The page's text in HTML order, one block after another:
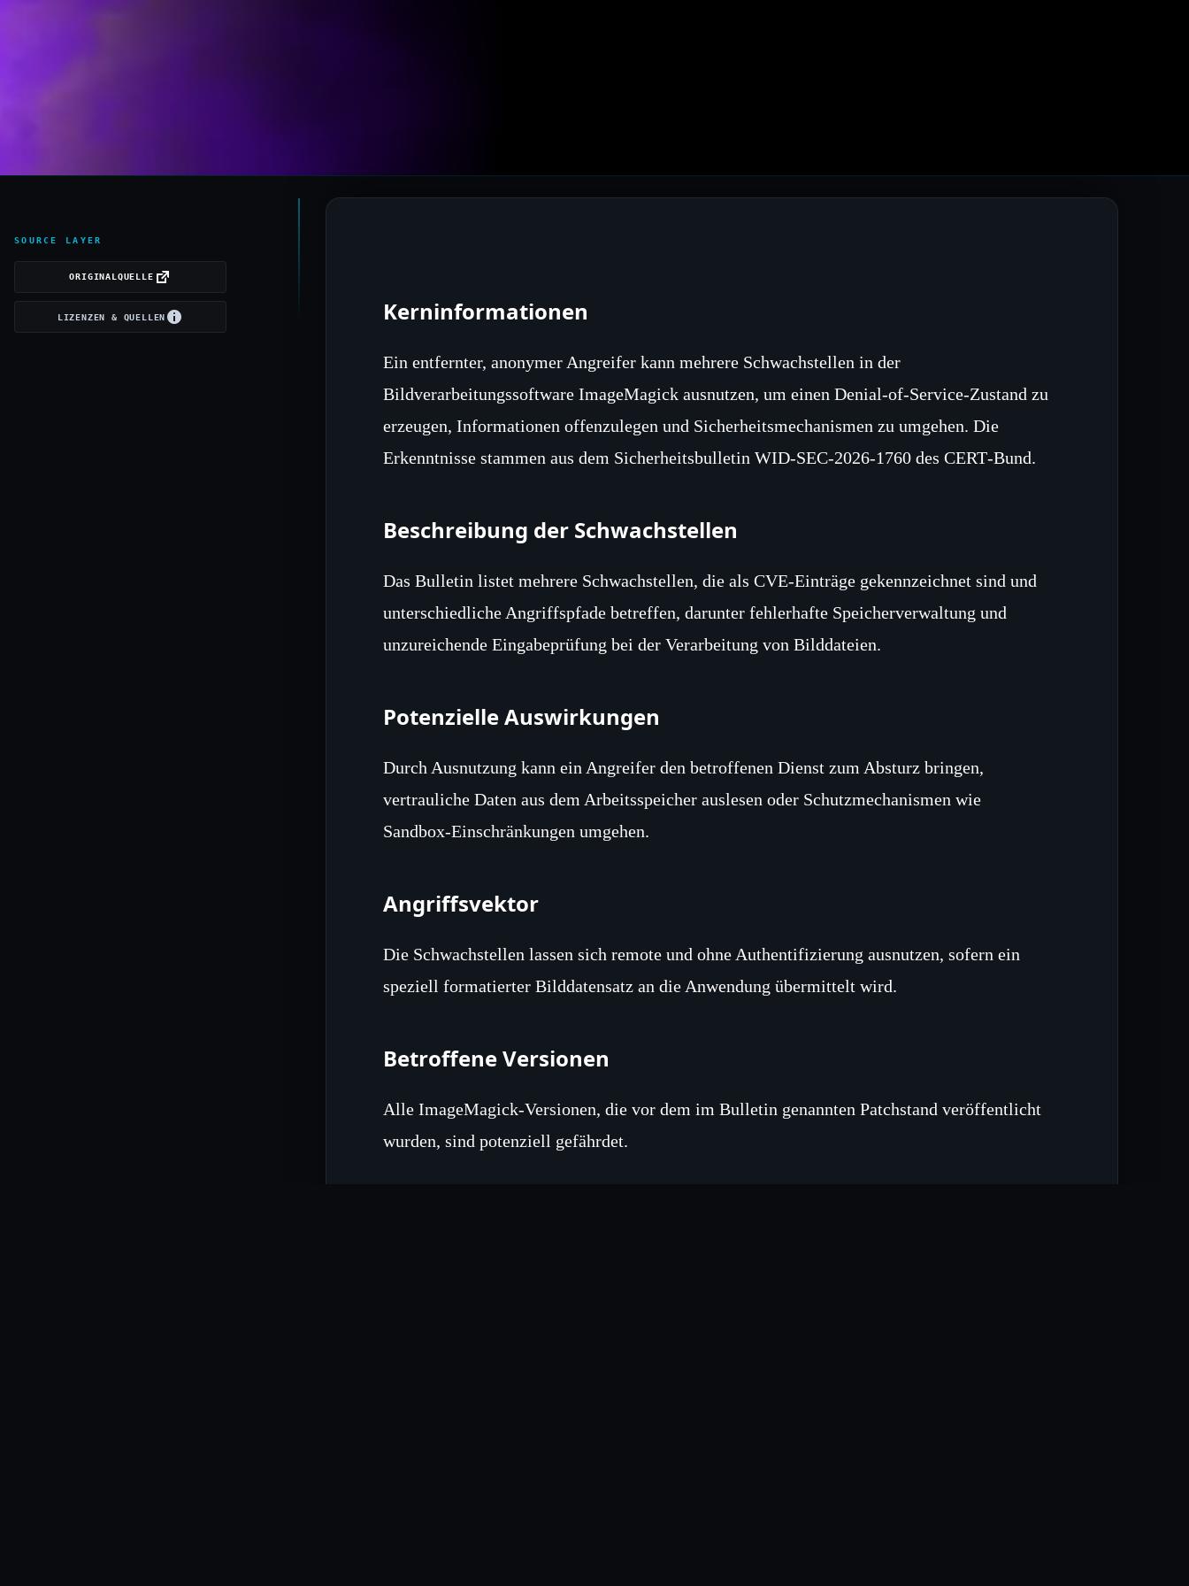
SOURCE LAYER
ORIGINALQUELLE
LIZENZEN & QUELLEN Kerninformationen
Ein entfernter, anonymer Angreifer kann mehrere Schwachstellen in der
Bildverarbeitungssoftware ImageMagick ausnutzen, um einen Denial‑of‑Service‑Zustand zu
erzeugen, Informationen offenzulegen und Sicherheitsmechanismen zu umgehen. Die
Erkenntnisse stammen aus dem Sicherheitsbulletin WID‑SEC‑2026‑1760 des CERT‑Bund.
Beschreibung der Schwachstellen
Das Bulletin listet mehrere Schwachstellen, die als CVE‑Einträge gekennzeichnet sind und
unterschiedliche Angriffspfade betreffen, darunter fehlerhafte Speicherverwaltung und
unzureichende Eingabeprüfung bei der Verarbeitung von Bilddateien.
Potenzielle Auswirkungen
Durch Ausnutzung kann ein Angreifer den betroffenen Dienst zum Absturz bringen,
vertrauliche Daten aus dem Arbeitsspeicher auslesen oder Schutzmechanismen wie
Sandbox‑Einschränkungen umgehen.
Angriffsvektor
Die Schwachstellen lassen sich remote und ohne Authentifizierung ausnutzen, sofern ein
speziell formatierter Bilddatensatz an die Anwendung übermittelt wird.
Betroffene Versionen
Alle ImageMagick‑Versionen, die vor dem im Bulletin genannten Patchstand veröffentlicht
wurden, sind potenziell gefährdet.